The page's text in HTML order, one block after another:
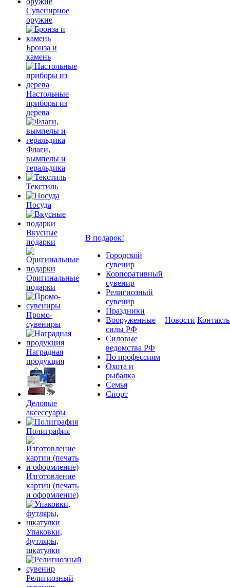
Сувенирное
оружие
Бронза и
камень
Настольные
приборы из
дерева
Флаги,
вымпелы и
геральдика
Текстиль
Посуда
Вкусные
подарки
Оригинальные
подарки
Промо-
сувениры
Наградная
продукция
Деловые
аксессуары
Полиграфия
Изготовление
картин (печать
и оформление)
Упаковки,
футляры,
шкатулки
Религиозный
В подарок!
Городской
сувенир
Корпоративный
сувенир
Религиозный
сувенир
Праздники
Вооруженные
силы РФ
Силовые
ведомства РФ
По профессиям
Охота и
рыбалка
Семья
Спорт
Новости